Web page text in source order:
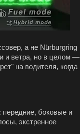
а не Nürburgring
и ветра, но в целом —
на водителя, когда
боковые и
экстренное